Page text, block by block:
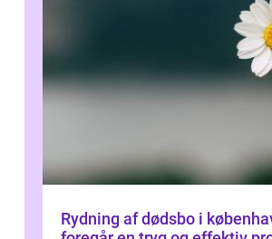
Rydning af dødsbo i københavn